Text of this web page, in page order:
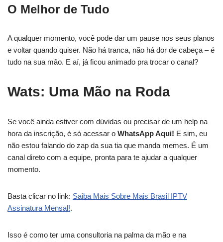
O Melhor de Tudo
A qualquer momento, você pode dar um pause nos seus planos
e voltar quando quiser. Não há tranca, não há dor de cabeça – é
tudo na sua mão. E aí, já ficou animado pra trocar o canal?
Wats: Uma Mão na Roda
Se você ainda estiver com dúvidas ou precisar de um help na
hora da inscrição, é só acessar o WhatsApp Aqui! E sim, eu
não estou falando do zap da sua tia que manda memes. É um
canal direto com a equipe, pronta para te ajudar a qualquer
momento.
Basta clicar no link: Saiba Mais Sobre Mais Brasil IPTV
Assinatura Mensal!.
Isso é como ter uma consultoria na palma da mão e na